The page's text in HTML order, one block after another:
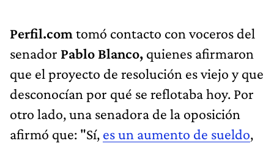
Perfil.com tomó contacto con voceros del
senador Pablo Blanco, quienes afirmaron
que el proyecto de resolución es viejo y que
desconocían por qué se reflotaba hoy. Por
otro lado, una senadora de la oposición
afirmó que: "Sí, es un aumento de sueldo,